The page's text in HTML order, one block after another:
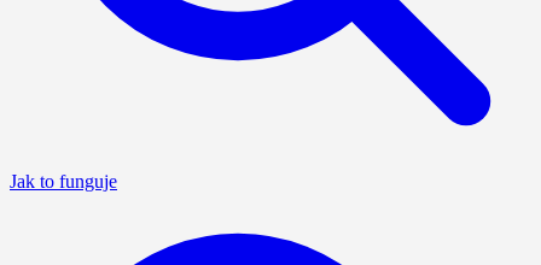
Jak to funguje